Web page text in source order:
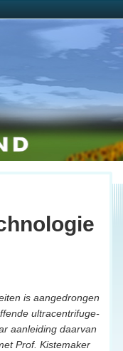
is aangedrongen
ultracentrifuge-
aanleiding daarvan
Prof. Kistemaker